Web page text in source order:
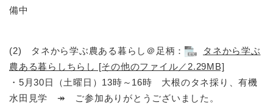
備中​
(2) タネから学ぶ農ある暮らし＠足柄：
タネから学ぶ
農ある暮らしちらし [その他のファイル／2.29MB]
・5月30日（土曜日）13時～16時 大根のタネ採り、有機
水田見学 ↠ ご参加ありがとうございました。